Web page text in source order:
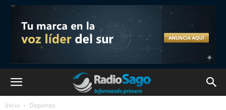
Inicio Deportes